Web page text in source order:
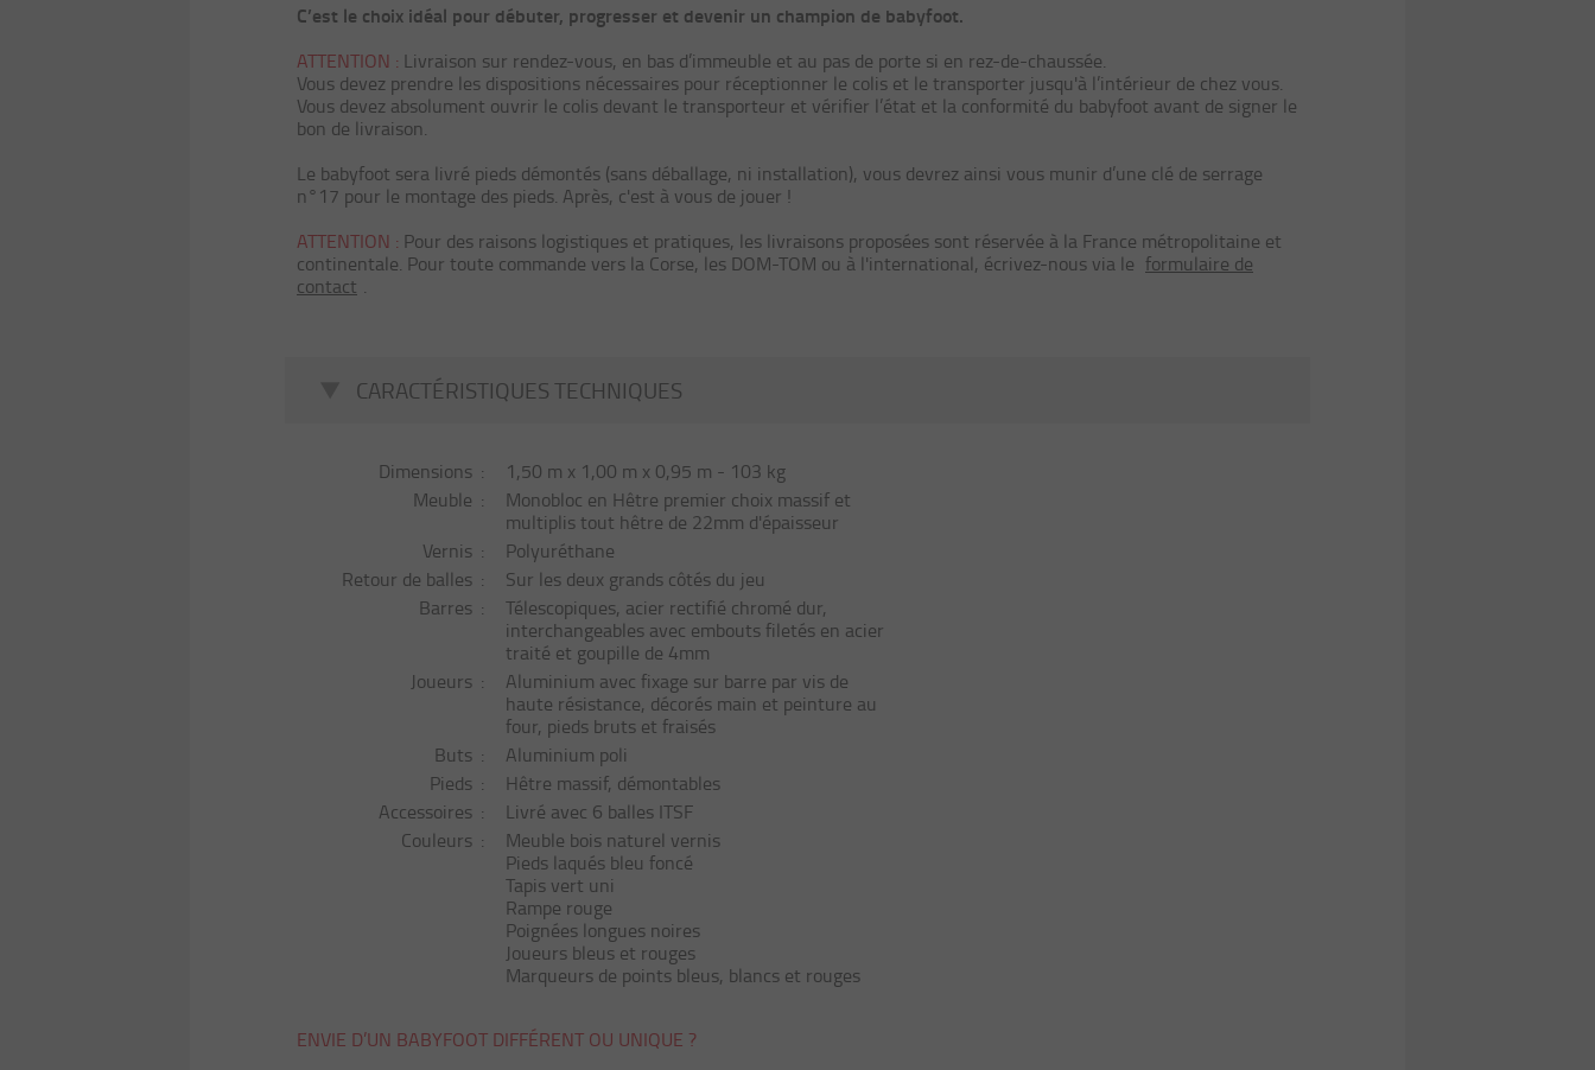
C’est le choix idéal pour débuter, progresser et devenir un champion de babyfoot.
ATTENTION : Livraison sur rendez-vous, en bas d’immeuble et au pas de porte si en rez-de-chaussée.
Vous devez prendre les dispositions nécessaires pour réceptionner le colis et le transporter jusqu'à l’intérieur de chez vous.
Vous devez absolument ouvrir le colis devant le transporteur et vérifier l’état et la conformité du babyfoot avant de signer le
bon de livraison.
Le babyfoot sera livré pieds démontés (sans déballage, ni installation), vous devrez ainsi vous munir d’une clé de serrage
n°17 pour le montage des pieds. Après, c'est à vous de jouer !
ATTENTION : Pour des raisons logistiques et pratiques, les livraisons proposées sont réservée à la France métropolitaine et
continentale. Pour toute commande vers la Corse, les DOM-TOM ou à l'international, écrivez-nous via le formulaire de
contact .
CARACTÉRISTIQUES TECHNIQUES
Dimensions
1,50 m x 1,00 m x 0,95 m - 103 kg
Meuble
Monobloc en Hêtre premier choix massif et
multiplis tout hêtre de 22mm d'épaisseur
Vernis
Polyuréthane
Retour de balles
Sur les deux grands côtés du jeu
Barres
Télescopiques, acier rectifié chromé dur,
interchangeables avec embouts filetés en acier
traité et goupille de 4mm
Joueurs
Aluminium avec fixage sur barre par vis de
haute résistance, décorés main et peinture au
four, pieds bruts et fraisés
Buts
Aluminium poli
Pieds
Hêtre massif, démontables
Accessoires
Livré avec 6 balles ITSF
Couleurs
Meuble bois naturel vernis
Pieds laqués bleu foncé
Tapis vert uni
Rampe rouge
Poignées longues noires
Joueurs bleus et rouges
Marqueurs de points bleus, blancs et rouges
ENVIE D’UN BABYFOOT DIFFÉRENT OU UNIQUE ?